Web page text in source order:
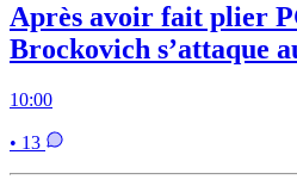
Après avoir fait plier
Brockovich s’attaque
10:00
• 13